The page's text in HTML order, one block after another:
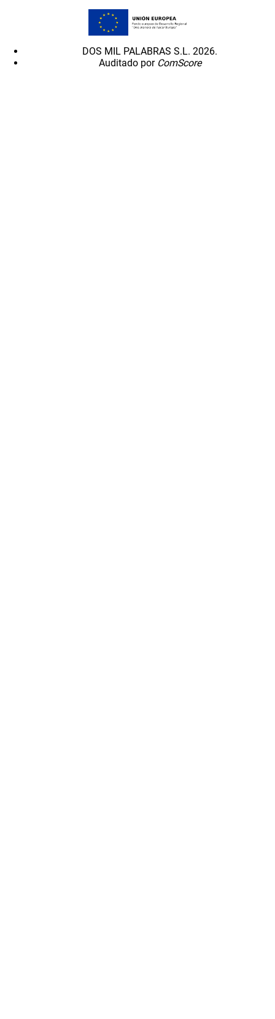
DOS MIL PALABRAS S.L. 2026.
Auditado por ComScore